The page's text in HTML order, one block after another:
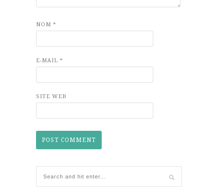
NOM *
E-MAIL *
SITE WEB